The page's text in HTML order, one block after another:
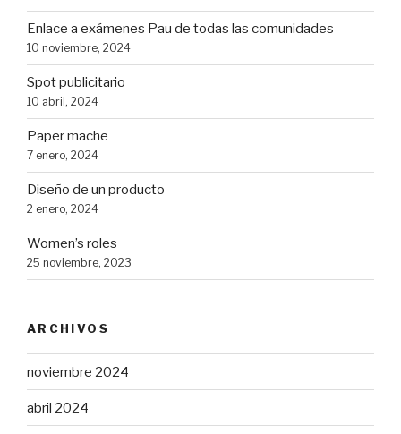
Enlace a exámenes Pau de todas las comunidades
10 noviembre, 2024
Spot publicitario
10 abril, 2024
Paper mache
7 enero, 2024
Diseño de un producto
2 enero, 2024
Women’s roles
25 noviembre, 2023
ARCHIVOS
noviembre 2024
abril 2024